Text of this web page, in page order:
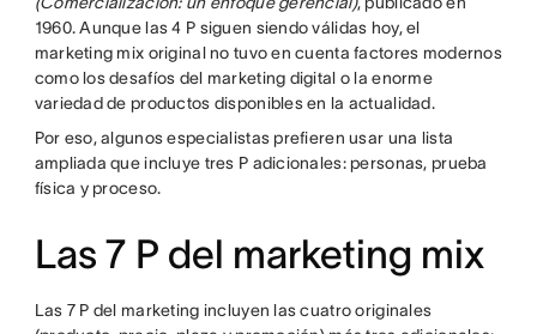
1960. Aunque las 4 P siguen siendo válidas hoy, el
marketing mix original no tuvo en cuenta factores modernos
como los desafíos del marketing digital o la enorme
variedad de productos disponibles en la actualidad.
Por eso, algunos especialistas prefieren usar una lista
ampliada que incluye tres P adicionales: personas, prueba
física y proceso.
Las 7 P del marketing mix
Las 7 P del marketing incluyen las cuatro originales